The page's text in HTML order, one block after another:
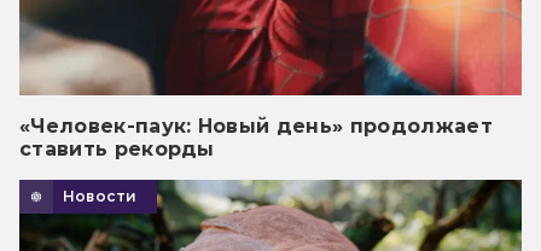
«Человек-паук: Новый день» продолжает
ставить рекорды
Новости